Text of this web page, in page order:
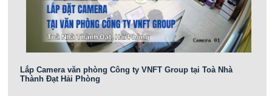
Lắp Camera văn phòng Công ty VNFT Group tại Toà Nhà
Thành Đạt Hải Phòng